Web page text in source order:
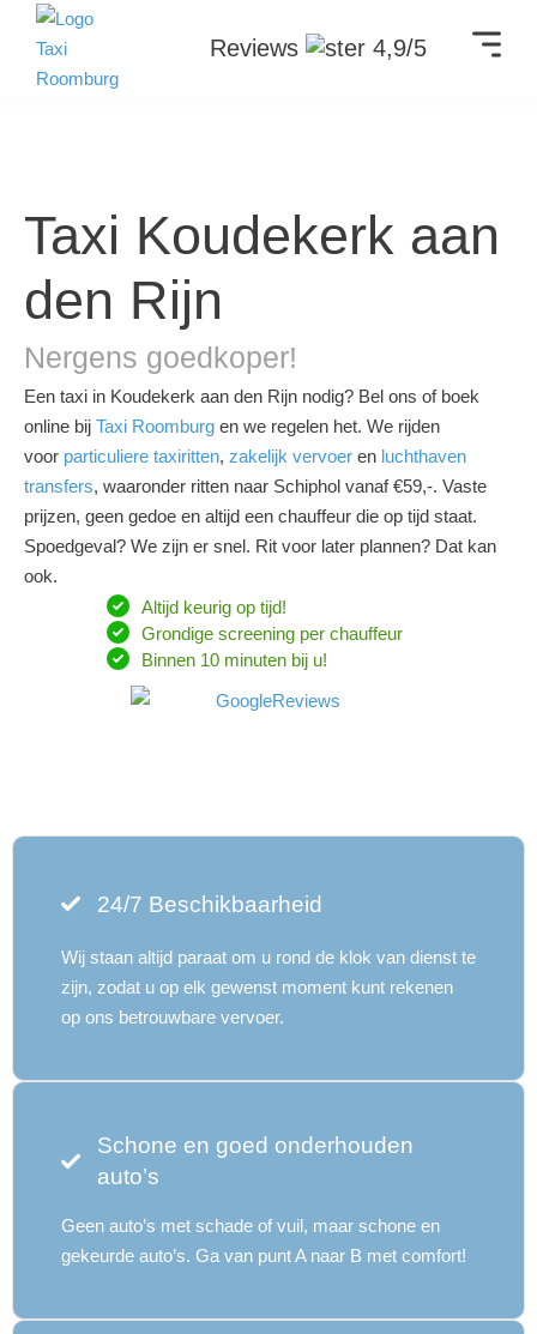
Reviews 4,9/5
Taxi Koudekerk aan
den Rijn
Nergens goedkoper!
Een taxi in Koudekerk aan den Rijn nodig? Bel ons of boek
online bij Taxi Roomburg en we regelen het. We rijden
voor particuliere taxiritten, zakelijk vervoer en luchthaven
transfers, waaronder ritten naar Schiphol vanaf €59,-. Vaste
prijzen, geen gedoe en altijd een chauffeur die op tijd staat.
Spoedgeval? We zijn er snel. Rit voor later plannen? Dat kan
ook.
Altijd keurig op tijd!
Grondige screening per chauffeur
Binnen 10 minuten bij u!
24/7 Beschikbaarheid
Wij staan ​​altijd paraat om u rond de klok van dienst te
zijn, zodat u op elk gewenst moment kunt rekenen
op ons betrouwbare vervoer.
Schone en goed onderhouden
auto’s
Geen auto’s met schade of vuil, maar schone en
gekeurde auto’s. Ga van punt A naar B met comfort!